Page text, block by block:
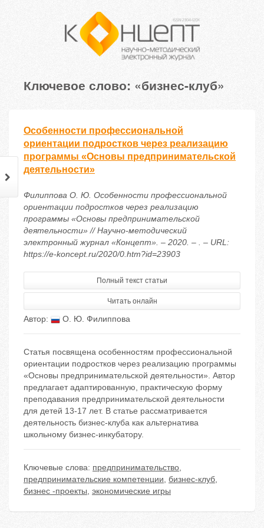
Ключевое слово: «бизнес-клуб»
Особенности профессиональной
ориентации подростков через реализацию
программы «Основы предпринимательской
деятельности»
Филиппова О. Ю. Особенности профессиональной
ориентации подростков через реализацию
программы «Основы предпринимательской
деятельности» // Научно-методический
электронный журнал «Концепт». – 2020. – . – URL:
https://e-koncept.ru/2020/0.htm?id=23903
Полный текст статьи
Читать онлайн
Автор: О. Ю. Филиппова
Статья посвящена особенностям профессиональной
ориентации подростков через реализацию программы
«Основы предпринимательской деятельности». Автор
предлагает адаптированную, практическую форму
преподавания предпринимательской деятельности
для детей 13-17 лет. В статье рассматривается
деятельность бизнес-клуба как альтернатива
школьному бизнес-инкубатору.
Ключевые слова: предпринимательство,
предпринимательские компетенции, бизнес-клуб,
бизнес -проекты, экономические игры